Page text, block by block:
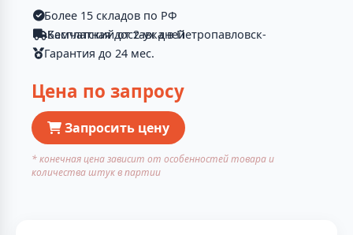
Более 15 складов по РФ
Бесплатная доставка в Петропавловск-Камчатский от 2-ух дней
Гарантия до 24 мес.
Цена по запросу
Запросить цену
* конечная цена зависит от особенностей товара и
количества штук в партии